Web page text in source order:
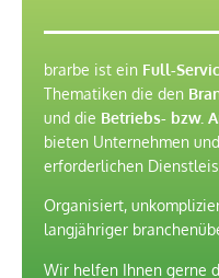
brarbe ist ein Full-
Thematiken die den
und die Betriebs- bzw.
bieten Unternehmen
erforderlichen
Organisiert,
langjähriger
Wir helfen Ihnen gerne